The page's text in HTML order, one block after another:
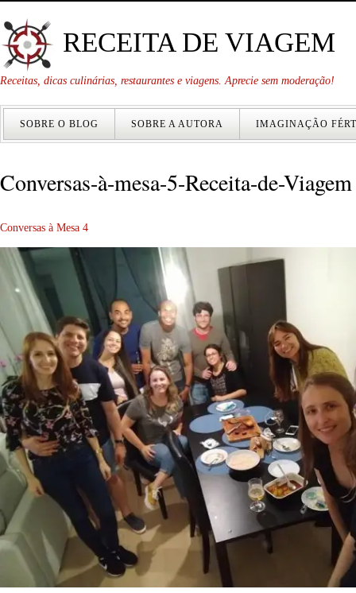
RECEITA DE VIAGEM
Receitas, dicas culinárias, restaurantes e viagens. Aprecie sem moderação!
SOBRE O BLOG SOBRE A AUTORA IMAGINAÇÃO
Conversas-à-mesa-5-Receita-de-Viagem
Conversas à Mesa 4